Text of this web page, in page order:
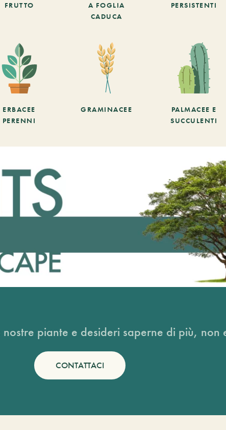
FRUTTO
A FOGLIA
CADUCA
PERSISTENTI
ERBACEE
PERENNI
GRAMINACEE
PALMACEE E
SUCCULENTI
nostre piante e desideri saperne di più, non
CONTATTACI